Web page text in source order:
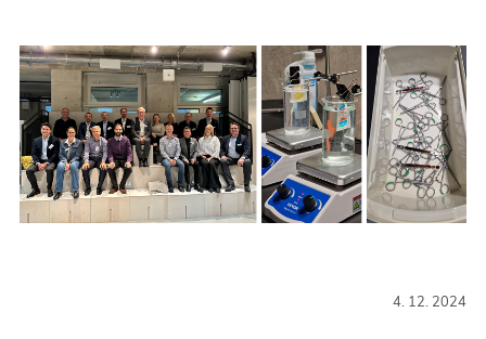
4. 12. 2024